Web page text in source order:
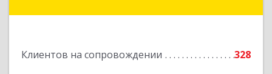
Клиентов на сопровождении 328
Подробнее